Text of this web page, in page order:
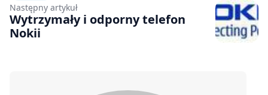
Następny artykuł
Wytrzymały i odporny telefon
Nokii